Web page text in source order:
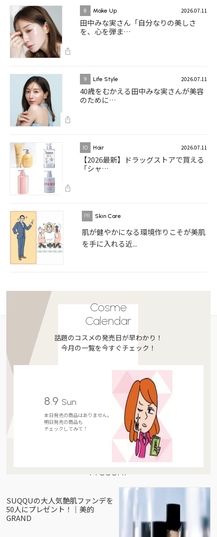
8 Make Up 2026.07.11
田中みな実さん「自分なりの美しさ
を、心を弾ま…
9 Life Style 2026.07.11
40歳をむかえる田中みな実さんが美容
のために…
10 Hair 2026.07.11
【2026最新】ドラッグストアで買える
「シャ…
Skin Care
肌が健やかになる環境作りこそが美肌
を手に入れる近...
Cosme
Calendar
話題のコスメの発売日が早わかり！
今月の一覧を今すぐチェック！
8.9 Sun
本日発売の商品はありません。
明日発売の商品も
チェックしてみて！
Present
SUQQUの大人気艶肌ファンデを
50人にプレゼント！｜美的
GRAND